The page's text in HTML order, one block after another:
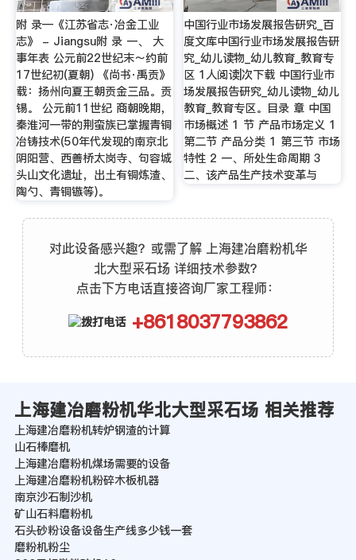
附 录—《江苏省志·冶金工业
志》 - Jiangsu附 录 一、 大
事年表 公元前22世纪末～约前
17世纪初(夏朝) 《尚书·禹贡》
载：扬州向夏王朝贡金三品。贡
锡。 公元前11世纪 商朝晚期，
秦淮河一带的荆蛮族已掌握青铜
冶铸技术(50年代发现的南京北
阴阳营、西善桥太岗寺、句容城
头山文化遗址，出土有铜炼渣、
陶勺、青铜镞等)。
中国行业市场发展报告研究_百
度文库中国行业市场发展报告研
究_幼儿读物_幼儿教育_教育专
区 1人阅读|次下载 中国行业市
场发展报告研究_幼儿读物_幼儿
教育_教育专区。目录 章 中国
市场概述 1 节 产品市场定义 1
第二节 产品分类 1 第三节 市场
特性 2 一、所处生命周期 3
二、该产品生产技术变革与
对此设备感兴趣？或需了解 上海建冶磨粉机华
北大型采石场 详细技术参数？
点击下方电话直接咨询厂家工程师：
+8618037793862
上海建冶磨粉机华北大型采石场 相关推荐
上海建冶磨粉机转炉钢渣的计算
山石棒磨机
上海建冶磨粉机煤场需要的设备
上海建冶磨粉机粉碎木板机器
南京沙石制沙机
矿山石料磨粉机
石头砂粉设备设备生产线多少钱一套
磨粉机粉尘